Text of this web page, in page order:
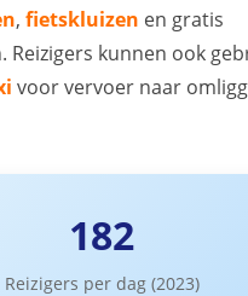
, fietskluizen en gratis
Reizigers kunnen ook
voor vervoer naar
182
Reizigers per dag (2023)